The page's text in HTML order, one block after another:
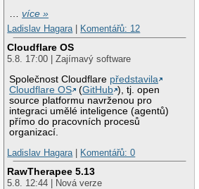
…více »
Ladislav Hagara| Komentářů: 12
Cloudflare OS
5.8. 17:00 | Zajímavý software
Společnost Cloudflare představila
Cloudflare OS
(GitHub ), tj. open
source platformu navrženou pro
integraci umělé inteligence (agentů)
přímo do pracovních procesů
organizací.
Ladislav Hagara| Komentářů: 0
RawTherapee 5.13
5.8. 12:44 | Nová verze